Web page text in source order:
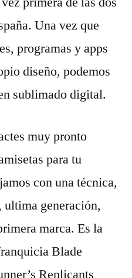
Una vez que
programas y apps
diseño, podemos
sublimado digital.
muy pronto
para tu
con una técnica,
ultima generación,
marca. Es la
Blade
Replicants